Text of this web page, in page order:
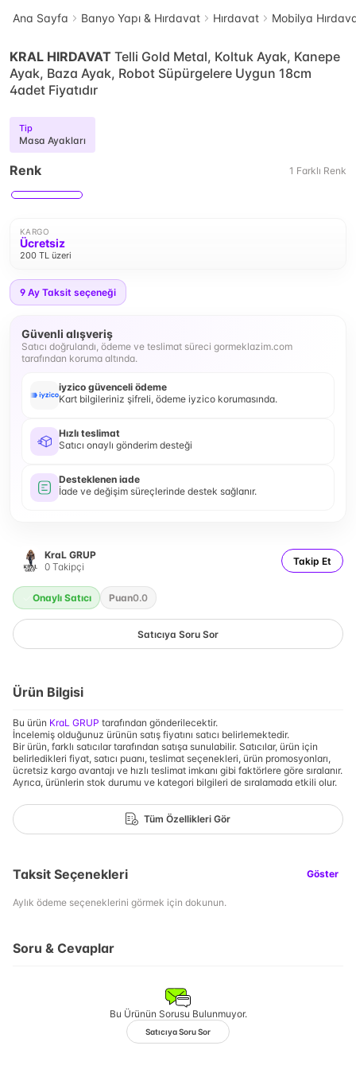
Ana Sayfa Banyo Yapı & Hırdavat Hırdavat Mobilya
KRAL HIRDAVAT Telli Gold Metal, Koltuk Ayak, Kanepe
Ayak, Baza Ayak, Robot Süpürgelere Uygun 18cm
4adet Fiyatıdır
Tip
Masa Ayakları
Renk 1 Farklı Renk
KARGO
Ücretsiz
200 TL üzeri
9 Ay Taksit seçeneği
Güvenli alışveriş
Satıcı doğrulandı, ödeme ve teslimat süreci gormeklazim.com
tarafından koruma altında.
iyzico güvenceli ödeme
Kart bilgileriniz şifreli, ödeme iyzico korumasında.
Hızlı teslimat
Satıcı onaylı gönderim desteği
Desteklenen iade
İade ve değişim süreçlerinde destek sağlanır.
KraL GRUP
0 Takipçi Takip Et
Onaylı Satıcı Puan0.0
Satıcıya Soru Sor
Ürün Bilgisi
Bu ürün KraL GRUP tarafından gönderilecektir.
İncelemiş olduğunuz ürünün satış fiyatını satıcı belirlemektedir.
Bir ürün, farklı satıcılar tarafından satışa sunulabilir. Satıcılar, ürün için
belirledikleri fiyat, satıcı puanı, teslimat seçenekleri, ürün promosyonları,
ücretsiz kargo avantajı ve hızlı teslimat imkanı gibi faktörlere göre sıralanır.
Ayrıca, ürünlerin stok durumu ve kategori bilgileri de sıralamada etkili olur.
Tüm Özellikleri Gör
Taksit Seçenekleri Göster
Aylık ödeme seçeneklerini görmek için dokunun.
Soru & Cevaplar
Bu Ürünün Sorusu Bulunmuyor.
Satıcıya Soru Sor